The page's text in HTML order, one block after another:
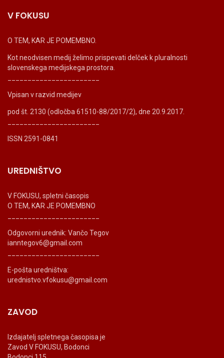
V FOKUSU
O TEM, KAR JE POMEMBNO.
Kot neodvisen medij želimo prispevati delček k pluralnosti
slovenskega medijskega prostora.
Vpisan v razvid medijev
pod št. 2130 (odločba 61510-88/2017/2), dne 20.9.2017.
ISSN 2591-0841
UREDNIŠTVO
V FOKUSU, spletni časopis
O TEM, KAR JE POMEMBNO
Odgovorni urednik: Vančo Tegov
ianntegov6@gmail.com
E-pošta uredništva:
urednistvo.vfokusu@gmail.com
ZAVOD
Izdajatelj spletnega časopisa je
Zavod V FOKUSU, Bodonci